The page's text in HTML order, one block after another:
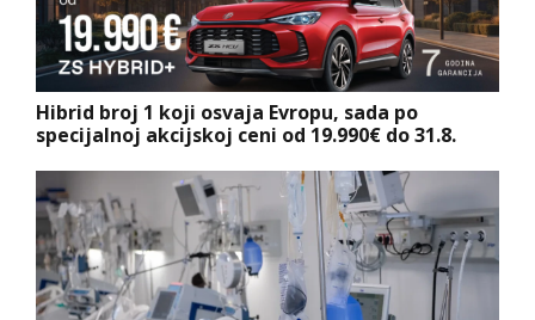
Hibrid broj 1 koji osvaja Evropu, sada po
specijalnoj akcijskoj ceni od 19.990€ do 31.8.